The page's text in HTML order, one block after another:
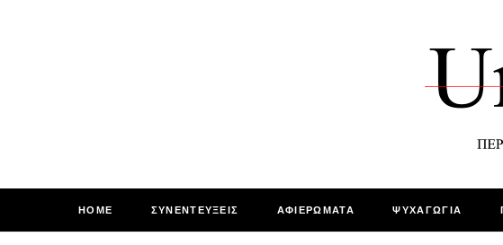
HOME ΣΥΝΕΝΤΕΥΞΕΙΣ ΑΦΙΕΡΩΜΑΤΑ ΨΥΧΑΓΩΓΙΑ